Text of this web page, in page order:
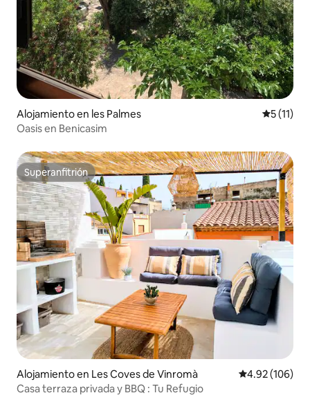
Alojamiento en les Palmes
5 (11)
Oasis en Benicasim
Superanfitrión
Superanfitrión
Alojamiento en Les Coves de Vinromà Calificación
4.92 (106)
Casa terraza privada y BBQ : Tu Refugio